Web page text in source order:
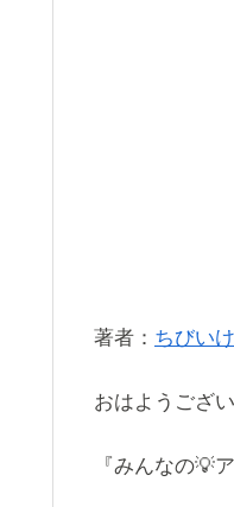
著者： ちびい
おはようござ
『みんなの💡